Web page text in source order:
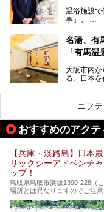
湯です。そ
スーパー
きます！
温浴施設
事」。
ング西日
「神戸みな
名湯、有
「有馬温
大阪市内か
る、日本を
有名な「
める、あ
今回は自
ニフ
おすすめのアク
【兵庫・淡路島】日本
リックシーアドベンチ
ップ！
鳥取県鳥取市浜坂1390‐228（
場所とは異なりますのでご注意